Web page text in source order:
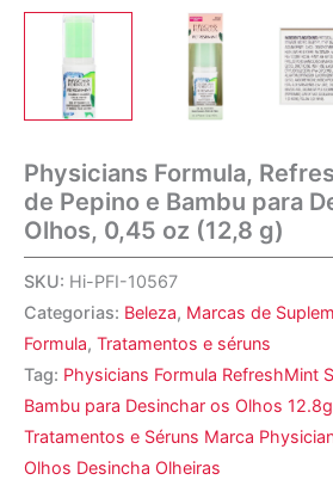
Physicians Formula,
de Pepino e Bambu para
Olhos, 0,45 oz (12,8 g)
SKU: Hi-PFI-10567
Categorias: Beleza, Marcas de
Formula, Tratamentos e séruns
Tag: Physicians Formula RefreshMint
Bambu para Desinchar os Olhos
Tratamentos e Séruns Marca
Olhos Desincha Olheiras